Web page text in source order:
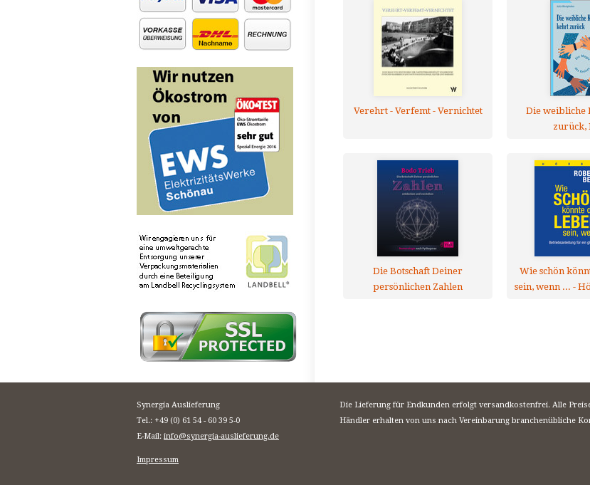
Verehrt - Verfemt - Vernichtet
Die weibliche
zurück,
Die Botschaft Deiner
persönlichen Zahlen
Wie schön
sein, wenn ... -
Synergia Auslieferung
Tel.: +49 (0) 61 54 - 60 39 5-0
E-Mail: info@synergia-auslieferung.de
Impressum
Die Lieferung für Endkunden erfolgt versandkostenfrei. Alle
Händler erhalten von uns nach Vereinbarung branchenübliche